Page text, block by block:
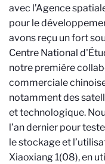
avec l’Agence
pour le
avons reçu un fort
Centre National
notre première
commerciale
notamment des
et technologique.
l’an dernier pour
le stockage et
Xiaoxiang 1(08), en